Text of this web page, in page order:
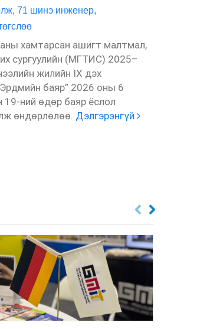
71 шинэ инженер,
хамтарсан ашигт малтмал,
сургуулийн (МГТИС) 2025–
жилийн IX дэх
баяр” 2026 оны 6
19-ний өдөр баяр ёслол
өндөрлөлөө. Дэлгэрэнгүй